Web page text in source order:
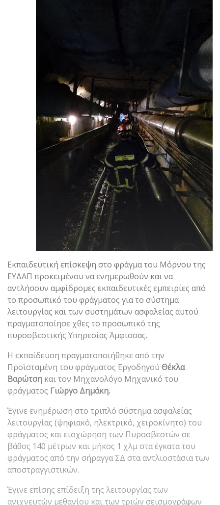
Εκπαιδευτική επίσκεψη στο φράγμα του Μόρνου της
ΕΥΔΑΠ προκειμένου να ενημερωθούν και να
αντλήσουν αμφίδρομες εκπαιδευτικές εμπειρίες από
το προσωπικό του φράγματος για το σύστημα
λειτουργίας και των συστημάτων ασφαλείας αυτού
πραγματοποίησε χθες το προσωπικό της
πυροσβεστικής Υπηρεσίας Άμφισσας.
Η εκπαίδευση πραγματοποιήθηκε από την
Προϊσταμένη του φράγματος Εργοδηγού Θέκλα
Βαρώτση και τον Μηχανολόγο Μηχανικό του
φράγματος Γιώργο Δημάκη.
Έγινε ενημέρωση στο τριπλό σύστημα ασφαλείας
λειτουργίας (ψηφιακό, ηλεκτρικό, χειροκίνητο) του
φράγματος και εισχώρηση των Πυροσβεστών σε
βάθος 140 μέτρων και μήκος 1 χλμ στα έγκατα του
φράγματος από την σήραγγα ΣΔ στα αντλιοστάσια των
αποστραγγιστικών.
Έγινε επίσης επίδειξη της λειτουργίας των
ανιχνευτών μεθανίου και των τριών σεισμογράφων